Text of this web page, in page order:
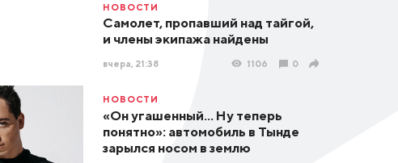
НОВОСТИ
Самолет, пропавший над тайгой,
и члены экипажа найдены
вчера, 21:38 1106 0
НОВОСТИ
«Он угашенный... Ну теперь
понятно»: автомобиль в Тынде
зарылся носом в землю